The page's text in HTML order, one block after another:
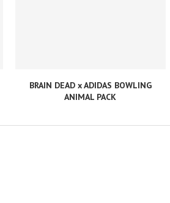
BRAIN DEAD x ADIDAS BOWLING
ANIMAL PACK